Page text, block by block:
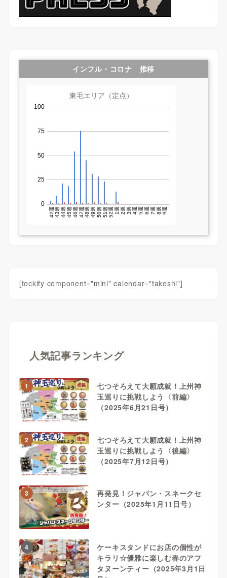
インフル・コロナ 推移
[tockify component="mini" calendar="takeshi"]
人気記事ランキング
1
七つそろえて大願成就！上州神
玉巡りに挑戦しよう〈前編〉
（2025年6月21日号）
2
七つそろえて大願成就！上州神
玉巡りに挑戦しよう〈後編〉
（2025年7月12日号）
3
再発見！ジャパン・スネークセ
ンター（2025年1月11日号）
4
ケーキスタンドにお店の個性が
キラリ☆優雅に楽しむ春のアフ
タヌーンティー（2025年3月1日